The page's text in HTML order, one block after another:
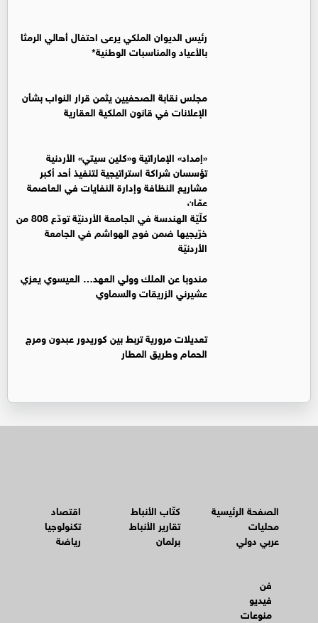
رئيس الديوان الملكي يرعى احتفال أهالي الرمثا
بالأعياد والمناسبات الوطنية*
مجلس نقابة الصحفيين يثمن قرار النواب بشأن
الإعلانات في قانون الملكية العقارية
«إمداد» الإماراتية و«كلين سيتي» الأردنية
تؤسسان شراكة استراتيجية لتنفيذ أحد أكبر
مشاريع النظافة وإدارة النفايات في العاصمة
عمّان
كلّيّة الهندسة في الجامعة الأردنيّة تودّع 808 من
خرّيجيها ضمن فوج الهواشم في الجامعة
الأردنيّة
مندوبا عن الملك وولي العهد… العيسوي يعزي
عشيرني الزريقات والسماوي
تعديلات مرورية تربط بين كوريدور عبدون ومرج
الحمام وطريق المطار
الصفحة الرئيسية
محليات
عربي دولي
كتّاب الأنباط
تقارير الأنباط
برلمان
اقتصاد
تكنولوجيا
رياضة
فن
فيديو
منوعات